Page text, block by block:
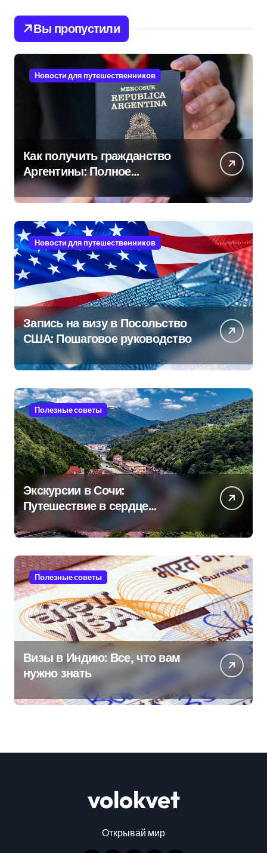
Вы пропустили
Новости для путешественников
Как получить гражданство
Аргентины: Полное
руководство
Новости для путешественников
Запись на визу в Посольство
США: Пошаговое руководство
Полезные советы
Экскурсии в Сочи:
Путешествие в сердце
Черноморского курорта
Полезные советы
Визы в Индию: Все, что вам
нужно знать
volokvet
Открывай мир